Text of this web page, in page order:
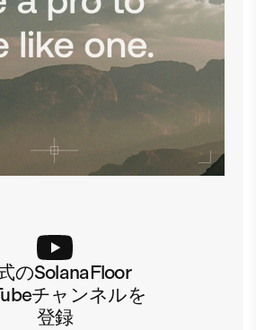
のSolanaFloor
チャンネルを
登録